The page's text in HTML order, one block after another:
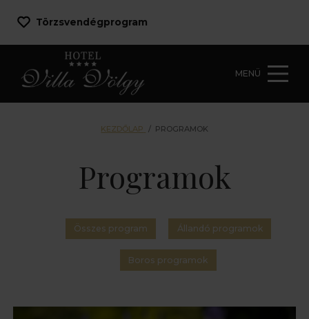
Törzsvendégprogram
MENÜ
KEZDŐLAP / PROGRAMOK
Programok
Összes program Állandó programok
Boros programok